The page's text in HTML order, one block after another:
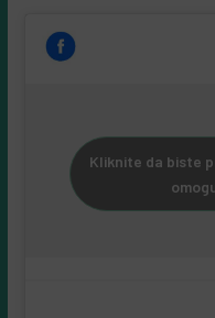
Kliknite da biste